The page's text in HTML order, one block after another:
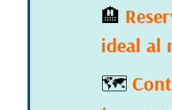
🏨
ideal al
🗺️